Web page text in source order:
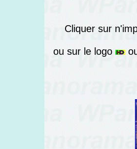
Cliquer sur
ou sur le logo